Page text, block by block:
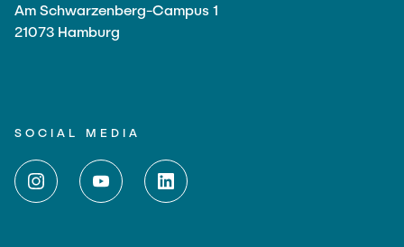
Am Schwarzenberg-Campus 1
21073 Hamburg
SOCIAL MEDIA